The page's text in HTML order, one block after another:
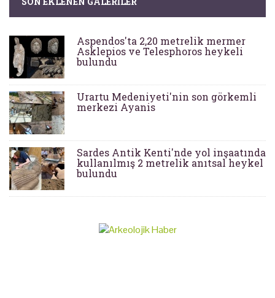
Aspendos'ta 2,20 metrelik mermer
Asklepios ve Telesphoros heykeli
bulundu
Urartu Medeniyeti'nin son görkemli
merkezi Ayanis
Sardes Antik Kenti'nde yol inşaatında
kullanılmış 2 metrelik anıtsal heykel
bulundu